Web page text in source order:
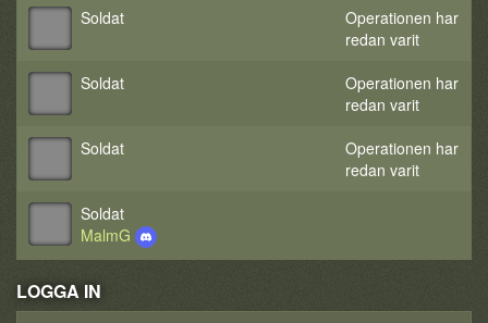
Soldat
Operationen har
redan varit
Soldat
Operationen har
redan varit
Soldat
Operationen har
redan varit
Soldat
MalmG
LOGGA IN